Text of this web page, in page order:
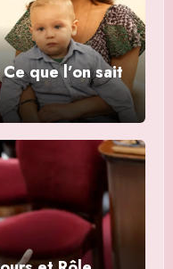
que l’on sait